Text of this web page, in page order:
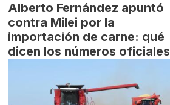
Alberto Fernández apuntó
contra Milei por la
importación de carne: qué
dicen los números oficiales